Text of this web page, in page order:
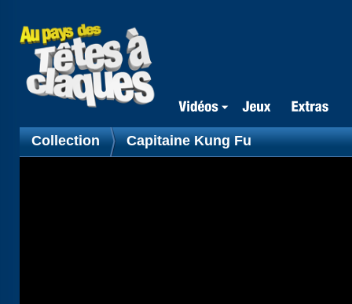
Collection Capitaine Kung Fu